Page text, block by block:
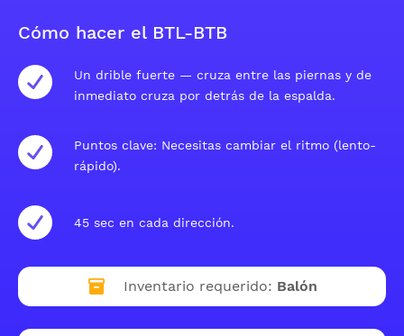
Cómo hacer el BTL-BTB
Un drible fuerte — cruza entre las piernas y de
inmediato cruza por detrás de la espalda.
Puntos clave: Necesitas cambiar el ritmo (lento-
rápido).
45 sec en cada dirección.
Inventario requerido: Balón